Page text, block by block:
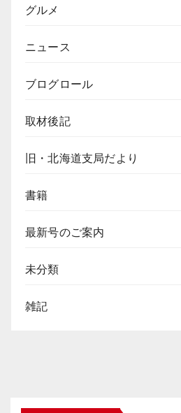
グルメ
ニュース
ブログロール
取材後記
旧・北海道支局だより
書籍
最新号のご案内
未分類
雑記